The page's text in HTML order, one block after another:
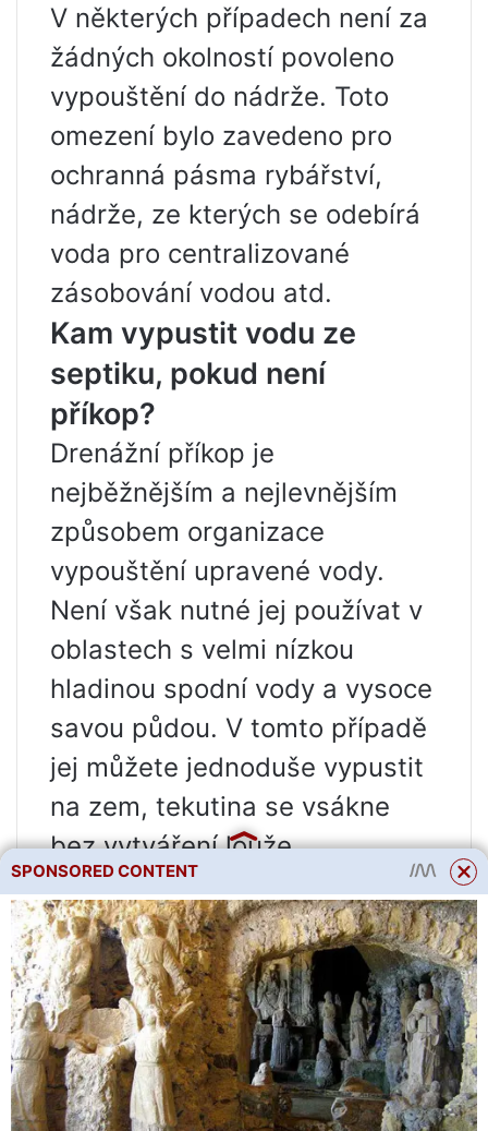
V některých případech není za
žádných okolností povoleno
vypouštění do nádrže. Toto
omezení bylo zavedeno pro
ochranná pásma rybářství,
nádrže, ze kterých se odebírá
voda pro centralizované
zásobování vodou atd.
Kam vypustit vodu ze
septiku, pokud není
příkop?
Drenážní příkop je
nejběžnějším a nejlevnějším
způsobem organizace
vypouštění upravené vody.
Není však nutné jej používat v
oblastech s velmi nízkou
hladinou spodní vody a vysoce
savou půdou. V tomto případě
jej můžete jednoduše vypustit
na zem, tekutina se vsákne
bez vytváření louže.
Pokud nemáte vlastní příkop,
můžete se domluvit s majiteli
sousedních pozemků a jeden
vykopat na hranici mezi nimi.
Výhodou této možnosti je, že
všichni účastníci takové
dohody ušetří prostor pro
SPONSORED CONTENT